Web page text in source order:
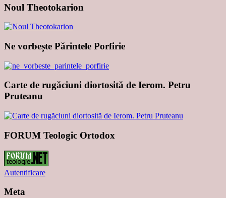
Noul Theotokarion
Ne vorbește Părintele Porfirie
Carte de rugăciuni diortosită de Ierom. Petru
Pruteanu
FORUM Teologic Ortodox
Autentificare
Meta